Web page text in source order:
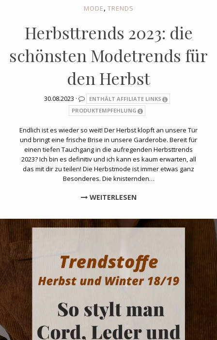
MODE, TRENDS
Herbsttrends 2023: die
schönsten Modetrends für
den Herbst
30.08.2023 ·
ENTHÄLT AFFILIATE LINKS
PRODUKTEMPFEHLUNG
Endlich ist es wieder so weit! Der Herbst klopft an unsere Tür
und bringt eine frische Brise in unsere Garderobe. Bereit für
einen tiefen Tauchgang in die aufregenden Herbsttrends
2023? Ich bin es definitiv und ich kann es kaum erwarten, all
das mit dir zu teilen! Die Herbstmode ist immer etwas ganz
Besonderes. Die knisternden…
WEITERLESEN